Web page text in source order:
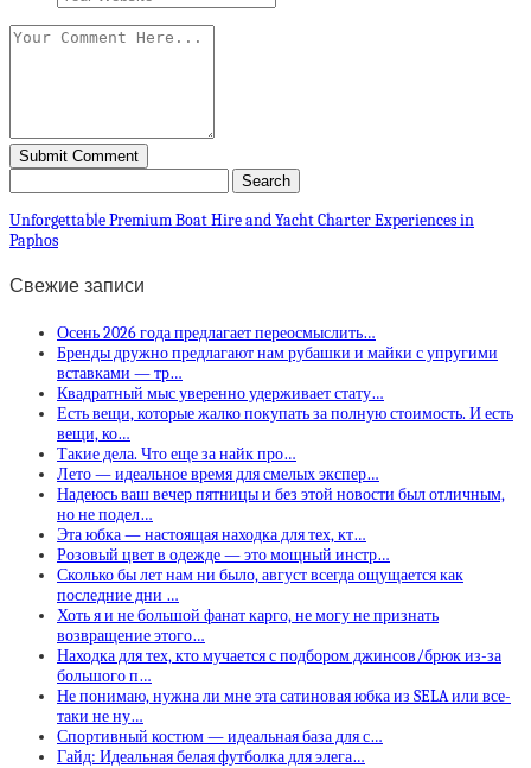
Unforgettable Premium Boat Hire and Yacht Charter Experiences in
Paphos
Свежие записи
Осень 2026 года предлагает переосмыслить…
Бренды дружно предлагают нам рубашки и майки с упругими
вставками — тр…
Квадратный мыс уверенно удерживает стату…
Есть вещи, которые жалко покупать за полную стоимость. И есть
вещи, ко…
Такие дела. Что еще за найк про…
Лето — идеальное время для смелых экспер…
Надеюсь ваш вечер пятницы и без этой новости был отличным,
но не подел…
Эта юбка — настоящая находка для тех, кт…
Розовый цвет в одежде — это мощный инстр…
Сколько бы лет нам ни было, август всегда ощущается как
последние дни …
Хоть я и не большой фанат карго, не могу не признать
возвращение этого…
Находка для тех, кто мучается с подбором джинсов/брюк из-за
большого п…
Не понимаю, нужна ли мне эта сатиновая юбка из SELA или все-
таки не ну…
Спортивный костюм — идеальная база для с…
Гайд: Идеальная белая футболка для элега…